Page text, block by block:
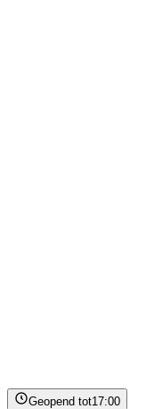
Geopend tot17:00